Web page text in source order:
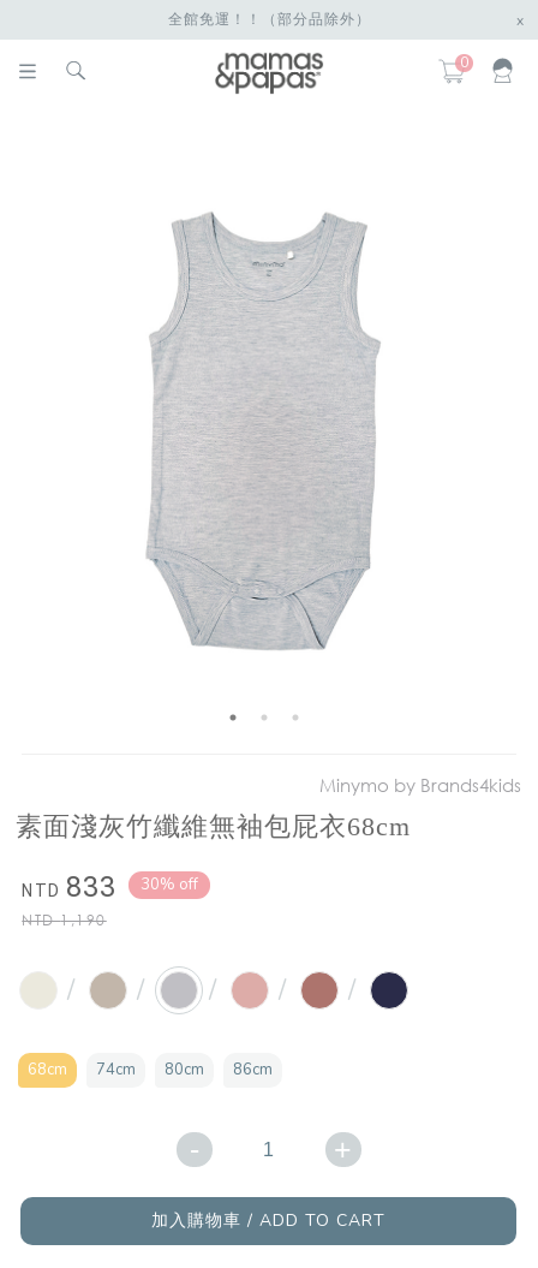
全館免運！！（部分品除外） x
0
Minymo by Brands4kids
素面淺灰竹纖維無袖包屁衣68cm
NTD 833
NTD1,190
30% off
/ / / / /
68cm 74cm 80cm 86cm
- +
加入購物車 / ADD TO CART